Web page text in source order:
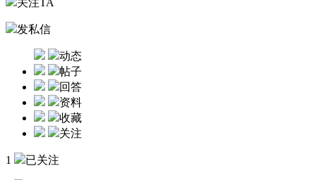
关注TA
发私信
动态
帖子
回答
资料
收藏
关注
1 已关注